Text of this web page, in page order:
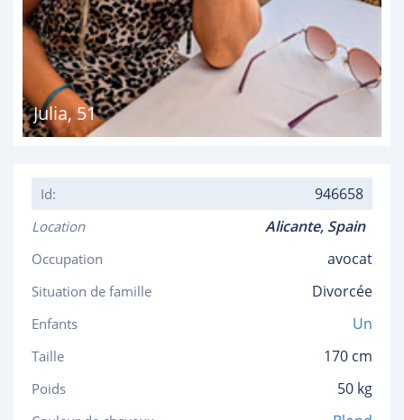
Julia,51
Id: 946658
Location Alicante, Spain
Occupation avocat
Situation de famille Divorcée
Enfants Un
Taille 170 cm
Poids 50 kg